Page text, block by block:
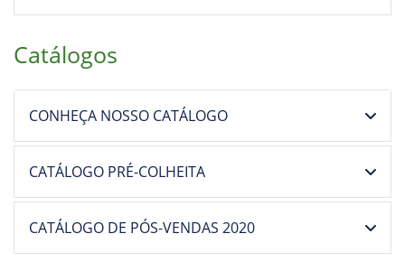
Catálogos
CONHEÇA NOSSO CATÁLOGO
CATÁLOGO PRÉ-COLHEITA
CATÁLOGO DE PÓS-VENDAS 2020